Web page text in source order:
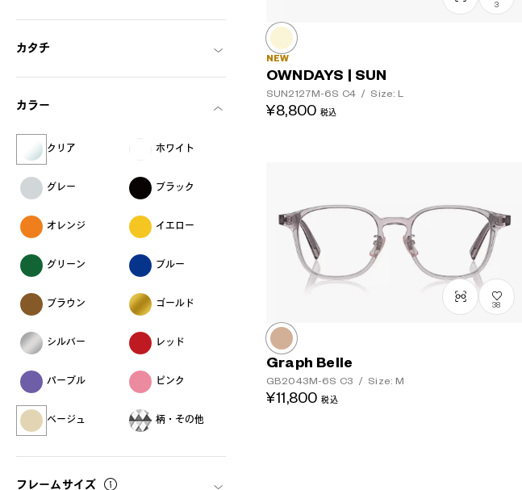
カタチ
カラー
クリア ホワイト
グレー ブラック
オレンジ イエロー
グリーン ブルー
ブラウン ゴールド
シルバー レッド
パープル ピンク
ベージュ 柄・その他
フレームサイズ
3
NEW
OWNDAYS | SUN
SUN2127M-6S C4 / Size: L
¥8,800 税込
38
Graph Belle
GB2043M-6S C3 / Size: M
¥11,800 税込